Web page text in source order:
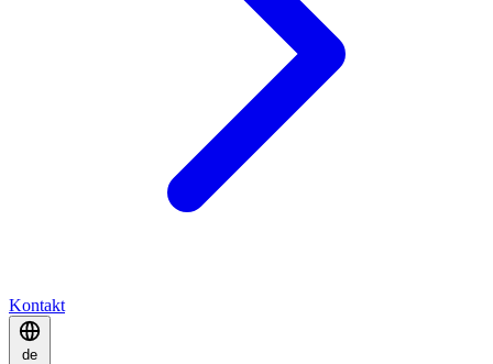
Kontakt
de